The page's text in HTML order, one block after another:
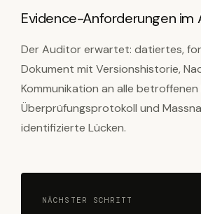
Evidence-Anforderungen im
Der Auditor erwartet: datiertes,
Dokument mit Versionshistorie,
Kommunikation an alle
Überprüfungsprotokoll und
identifizierte Lücken.
NÄCHSTER SCHRITT